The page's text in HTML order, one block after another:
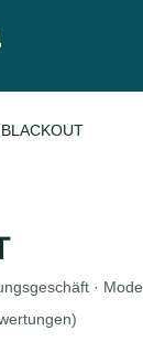
BLACKOUT
· Mode